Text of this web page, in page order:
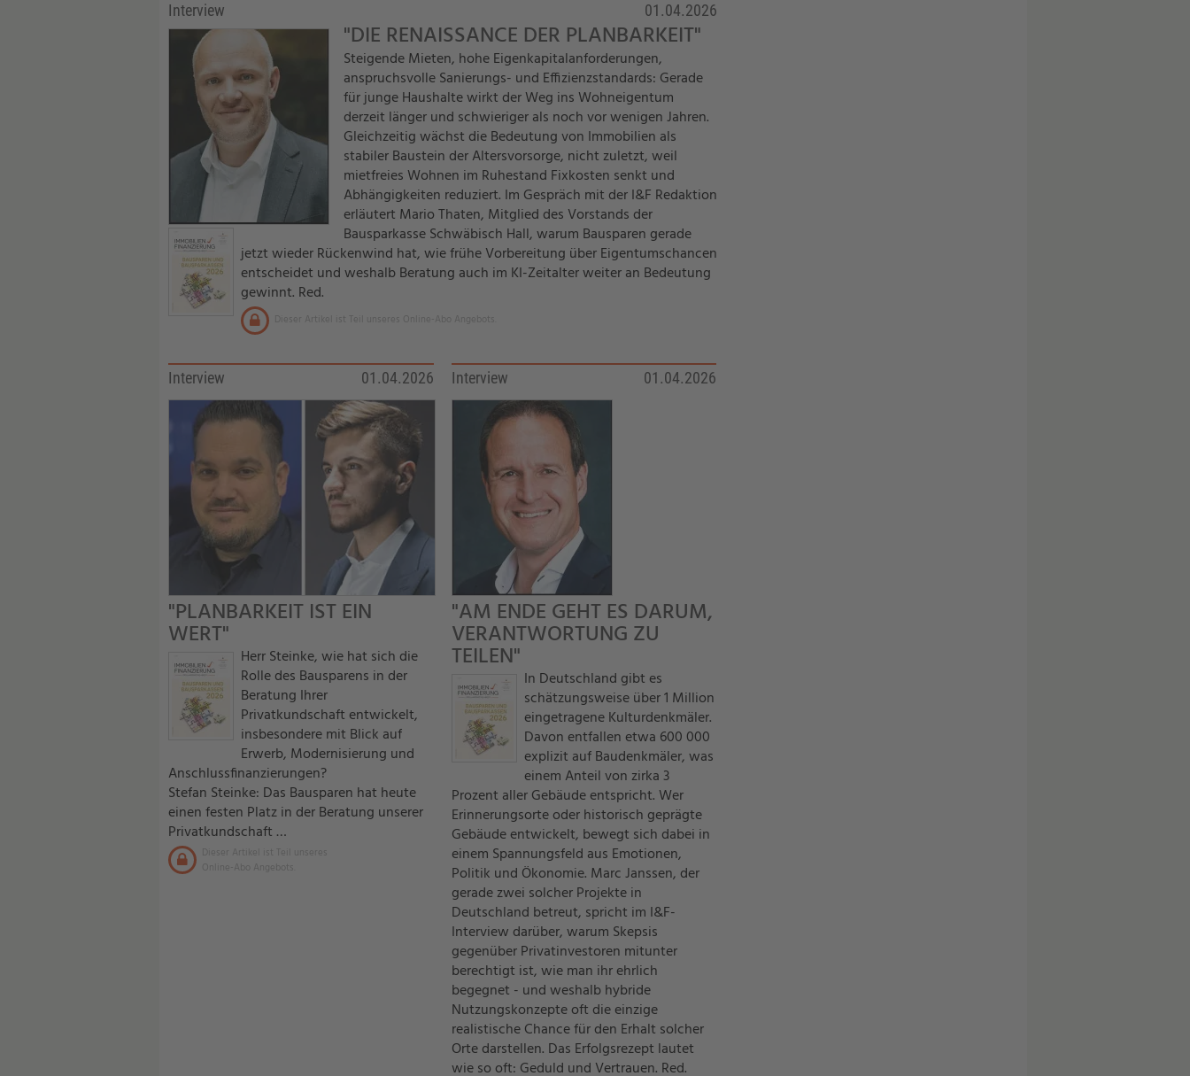
Interview 01.04.2026
"DIE RENAISSANCE DER PLANBARKEIT"
Steigende Mieten, hohe Eigenkapitalanforderungen,
anspruchsvolle Sanierungs- und Effizienzstandards: Gerade
für junge Haushalte wirkt der Weg ins Wohneigentum
derzeit länger und schwieriger als noch vor wenigen Jahren.
Gleichzeitig wächst die Bedeutung von Immobilien als
stabiler Baustein der Altersvorsorge, nicht zuletzt, weil
mietfreies Wohnen im Ruhestand Fixkosten senkt und
Abhängigkeiten reduziert. Im Gespräch mit der I&F Redaktion
erläutert Mario Thaten, Mitglied des Vorstands der
Bausparkasse Schwäbisch Hall, warum Bausparen gerade
jetzt wieder Rückenwind hat, wie frühe Vorbereitung über Eigentumschancen
entscheidet und weshalb Beratung auch im KI-Zeitalter weiter an Bedeutung
gewinnt. Red.
Dieser Artikel ist Teil unseres Online-Abo Angebots.
Interview 01.04.2026
"PLANBARKEIT IST EIN
WERT"
Herr Steinke, wie hat sich die
Rolle des Bausparens in der
Beratung Ihrer
Privatkundschaft entwickelt,
insbesondere mit Blick auf
Erwerb, Modernisierung und
Anschlussfinanzierungen?
Stefan Steinke: Das Bausparen hat heute
einen festen Platz in der Beratung unserer
Privatkundschaft …
Dieser Artikel ist Teil unseres
Online-Abo Angebots.
Interview 01.04.2026
"AM ENDE GEHT ES DARUM,
VERANTWORTUNG ZU
TEILEN"
In Deutschland gibt es
schätzungsweise über 1 Million
eingetragene Kulturdenkmäler.
Davon entfallen etwa 600 000
explizit auf Baudenkmäler, was
einem Anteil von zirka 3
Prozent aller Gebäude entspricht. Wer
Erinnerungsorte oder historisch geprägte
Gebäude entwickelt, bewegt sich dabei in
einem Spannungsfeld aus Emotionen,
Politik und Ökonomie. Marc Janssen, der
gerade zwei solcher Projekte in
Deutschland betreut, spricht im I&F-
Interview darüber, warum Skepsis
gegenüber Privatinvestoren mitunter
berechtigt ist, wie man ihr ehrlich
begegnet - und weshalb hybride
Nutzungskonzepte oft die einzige
realistische Chance für den Erhalt solcher
Orte darstellen. Das Erfolgsrezept lautet
wie so oft: Geduld und Vertrauen. Red.